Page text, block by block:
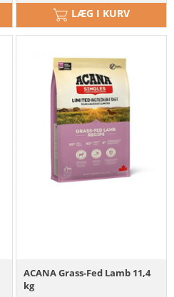
LÆG I KURV
ACANA Grass-Fed Lamb 11,4
kg